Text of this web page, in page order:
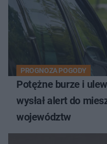
PROGNOZA POGODY
Potężne burze i
wysłał alert do
województw